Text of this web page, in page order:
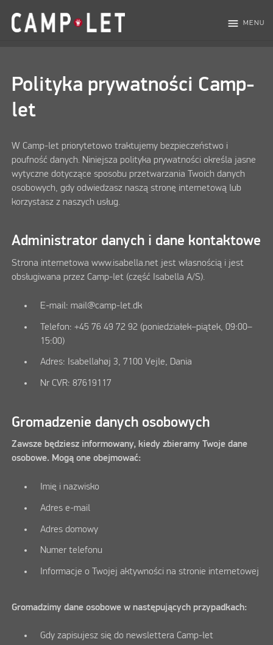
menu MENU
Polityka prywatności Camp-
let
W Camp-let priorytetowo traktujemy bezpieczeństwo i
poufność danych. Niniejsza polityka prywatności określa jasne
wytyczne dotyczące sposobu przetwarzania Twoich danych
osobowych, gdy odwiedzasz naszą stronę internetową lub
korzystasz z naszych usług.
Administrator danych i dane kontaktowe
Strona internetowa www.isabella.net jest własnością i jest
obsługiwana przez Camp-let (część Isabella A/S).
E-mail: mail@camp-let.dk
Telefon: +45 76 49 72 92 (poniedziałek–piątek, 09:00–
15:00)
Adres: Isabellahøj 3, 7100 Vejle, Dania
Nr CVR: 87619117
Gromadzenie danych osobowych
Zawsze będziesz informowany, kiedy zbieramy Twoje dane
osobowe. Mogą one obejmować:
Imię i nazwisko
Adres e-mail
Adres domowy
Numer telefonu
Informacje o Twojej aktywności na stronie internetowej
Gromadzimy dane osobowe w następujących przypadkach:
Gdy zapisujesz się do newslettera Camp-let